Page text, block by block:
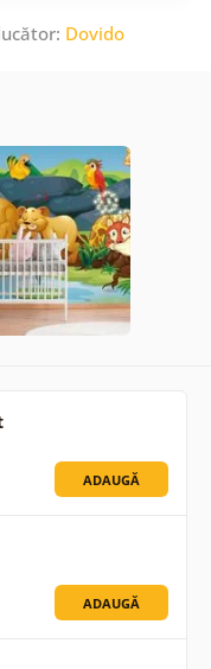
Dovido
ADAUGĂ
ADAUGĂ